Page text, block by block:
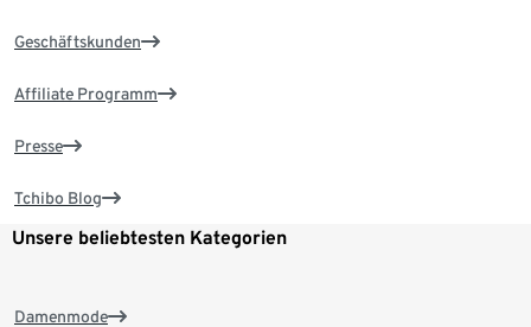
Geschäftskunden
Affiliate Programm
Presse
Tchibo Blog
Unsere beliebtesten Kategorien
Damenmode